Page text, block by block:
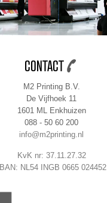
CONTACT
M2 Printing B.V.
De Vijfhoek 11
1601 ML Enkhuizen
088 - 50 60 200
info@m2printing.nl
KvK nr: 37.11.27.32
IBAN: NL54 INGB 0665 024452